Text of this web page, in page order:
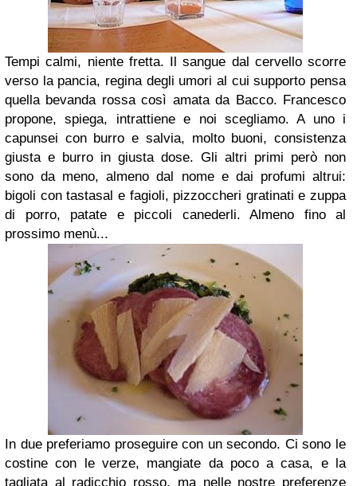
Tempi calmi, niente fretta. Il sangue dal cervello scorre
verso la pancia, regina degli umori al cui supporto pensa
quella bevanda rossa così amata da Bacco. Francesco
propone, spiega, intrattiene e noi scegliamo. A uno i
capunsei con burro e salvia, molto buoni, consistenza
giusta e burro in giusta dose. Gli altri primi però non
sono da meno, almeno dal nome e dai profumi altrui:
bigoli con tastasal e fagioli, pizzoccheri gratinati e zuppa
di porro, patate e piccoli canederli. Almeno fino al
prossimo menù...
In due preferiamo proseguire con un secondo. Ci sono le
costine con le verze, mangiate da poco a casa, e la
tagliata al radicchio rosso, ma nelle nostre preferenze